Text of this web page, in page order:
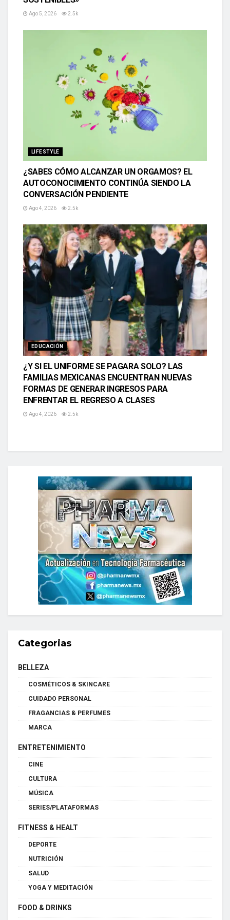
Ago 5, 2026 2.5k
LIFESTYLE
¿SABES CÓMO ALCANZAR UN ORGAMOS? EL
AUTOCONOCIMIENTO CONTINÚA SIENDO LA
CONVERSACIÓN PENDIENTE
Ago 4, 2026 2.5k
EDUCACIÓN
¿Y SI EL UNIFORME SE PAGARA SOLO? LAS
FAMILIAS MEXICANAS ENCUENTRAN NUEVAS
FORMAS DE GENERAR INGRESOS PARA
ENFRENTAR EL REGRESO A CLASES
Ago 4, 2026 2.5k
Categorias
BELLEZA
COSMÉTICOS & SKINCARE
CUIDADO PERSONAL
FRAGANCIAS & PERFUMES
MARCA
ENTRETENIMIENTO
CINE
CULTURA
MÚSICA
SERIES/PLATAFORMAS
FITNESS & HEALT
DEPORTE
NUTRICIÓN
SALUD
YOGA Y MEDITACIÓN
FOOD & DRINKS